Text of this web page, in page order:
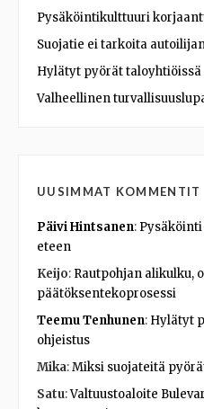
Pysäköintikulttuuri
Suojatie ei tarkoita
Hylätyt pyörät taloyhtiöissä
Valheellinen
UUSIMMAT KOMMENTIT
Päivi Hintsanen:
eteen
Keijo: Rautpohjan alikulku,
päätöksentekoprosessi
Teemu Tenhunen: Hylätyt
ohjeistus
Mika:Miksi suojateitä
Satu:Valtuustoaloite